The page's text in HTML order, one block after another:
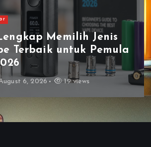
Memilih Jenis
Terbaik untuk Pemula
6, 2026 19 views